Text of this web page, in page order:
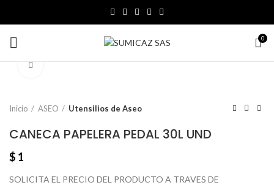
0
Inicio ASEO Utensilios de Aseo
CANECA PAPELERA PEDAL 30L UND
$ 1
SOLICITA EL PRECIO DEL PRODUCTO A TRAVES DE